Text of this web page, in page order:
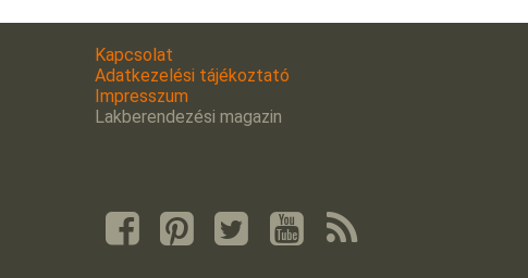
Kapcsolat
Adatkezelési tájékoztató
Impresszum
Lakberendezési magazin